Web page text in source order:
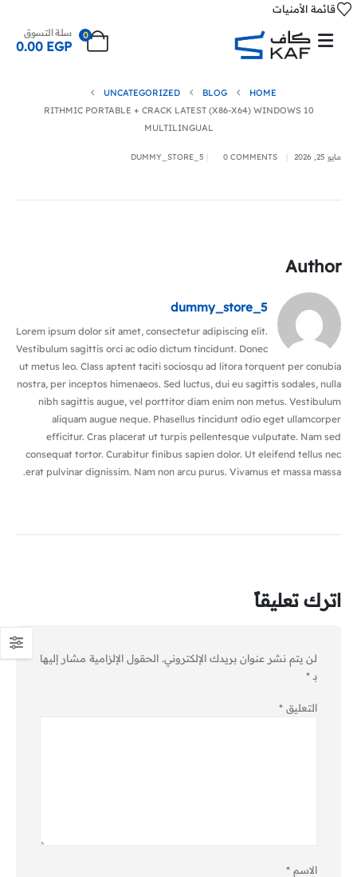
قائمة الأمنيات
0 سلة التسوق
0.00 EGP
HOME
BLOG
UNCATEGORIZED
RITHMIC PORTABLE + CRACK LATEST (X86-X64) WINDOWS 10
MULTILINGUAL
مايو 25, 2026 DUMMY_STORE_5 0 COMMENTS
Author
dummy_store_5
Lorem ipsum dolor sit amet, consectetur adipiscing elit.
Vestibulum sagittis orci ac odio dictum tincidunt. Donec
ut metus leo. Class aptent taciti sociosqu ad litora torquent per conubia
nostra, per inceptos himenaeos. Sed luctus, dui eu sagittis sodales, nulla
nibh sagittis augue, vel porttitor diam enim non metus. Vestibulum
aliquam augue neque. Phasellus tincidunt odio eget ullamcorper
efficitur. Cras placerat ut turpis pellentesque vulputate. Nam sed
consequat tortor. Curabitur finibus sapien dolor. Ut eleifend tellus nec
erat pulvinar dignissim. Nam non arcu purus. Vivamus et massa massa.
اترك تعليقاً
لن يتم نشر عنوان بريدك الإلكتروني. الحقول الإلزامية مشار إليها
بـ *
التعليق *
الاسم *